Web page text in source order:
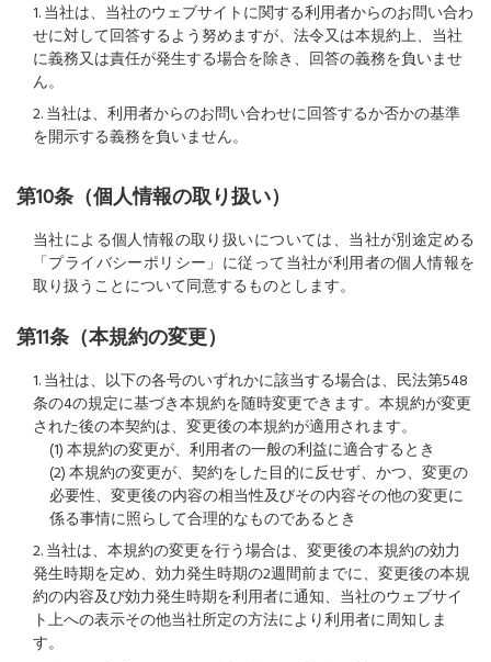
1. 当社は、当社のウェブサイトに関する利用者からのお問い合わ
せに対して回答するよう努めますが、法令又は本規約上、当社
に義務又は責任が発生する場合を除き、回答の義務を負いませ
ん。
2. 当社は、利用者からのお問い合わせに回答するか否かの基準
を開示する義務を負いません。
第10条（個人情報の取り扱い）
当社による個人情報の取り扱いについては、当社が別途定める
「プライバシーポリシー」に従って当社が利用者の個人情報を
取り扱うことについて同意するものとします。
第11条（本規約の変更）
1. 当社は、以下の各号のいずれかに該当する場合は、民法第548
条の4の規定に基づき本規約を随時変更できます。本規約が変更
された後の本契約は、変更後の本規約が適用されます。
(1) 本規約の変更が、利用者の一般の利益に適合するとき
(2) 本規約の変更が、契約をした目的に反せず、かつ、変更の
必要性、変更後の内容の相当性及びその内容その他の変更に
係る事情に照らして合理的なものであるとき
2. 当社は、本規約の変更を行う場合は、変更後の本規約の効力
発生時期を定め、効力発生時期の2週間前までに、変更後の本規
約の内容及び効力発生時期を利用者に通知、当社のウェブサイ
ト上への表示その他当社所定の方法により利用者に周知しま
す。